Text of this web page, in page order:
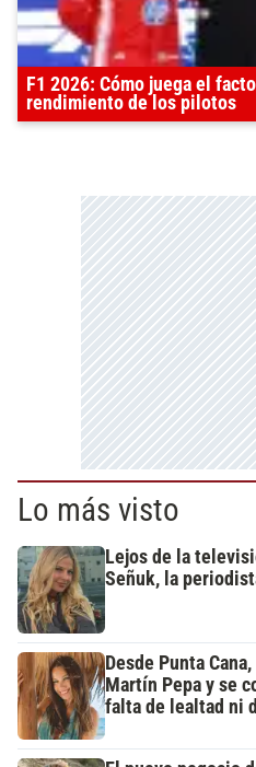
F1 2026: Cómo juega el
rendimiento de los pilotos
Lo más visto
Lejos de la
Señuk, la
Desde Punta
Martín Pepa y se
falta de lealtad ni